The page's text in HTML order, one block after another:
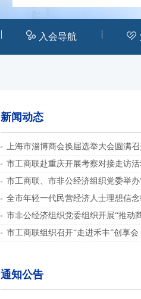
| 入会导航 |
新闻动态
上海市淄博商会换届选举大会圆满
市工商联赴重庆开展考察对接走访活
市工商联组织召开“走进禾丰”创享会
通知公告